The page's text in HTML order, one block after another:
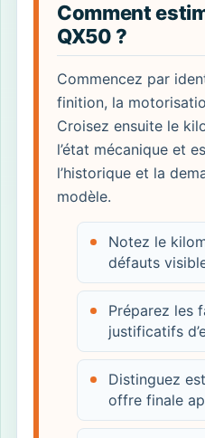
Comment
QX50 ?
Commencez par
finition, la
Croisez ensuite le
l’état mécanique et
l’historique et la
modèle.
Notez le
défauts
Préparez les
justificatifs
Distinguez
offre finale